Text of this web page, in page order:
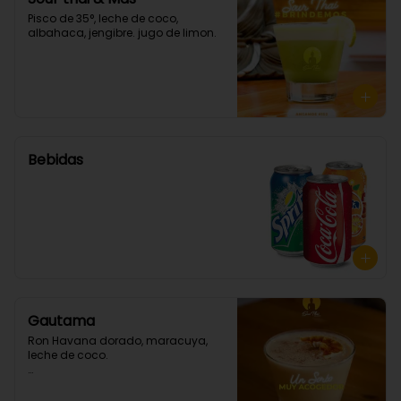
Pisco de 35°, leche de coco,
albahaca, jengibre. jugo de limon.
Bebidas
Gautama
Ron Havana dorado, maracuya,
leche de coco.